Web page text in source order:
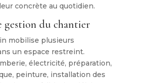
concrète au quotidien.
gestion du chantier
mobilise plusieurs
un espace restreint.
électricité, préparation,
peinture, installation des